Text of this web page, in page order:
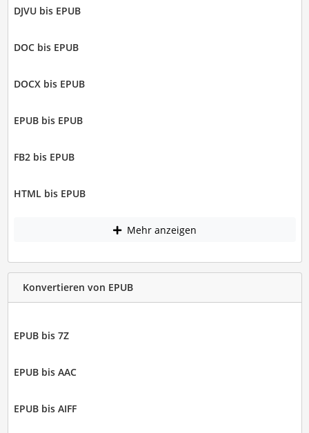
DJVU bis EPUB
DOC bis EPUB
DOCX bis EPUB
EPUB bis EPUB
FB2 bis EPUB
HTML bis EPUB
Mehr anzeigen
Konvertieren von EPUB
EPUB bis 7Z
EPUB bis AAC
EPUB bis AIFF